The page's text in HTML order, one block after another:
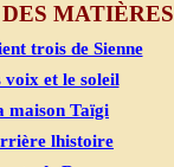
MATIÈRES
trois de Sienne
voix et le soleil
maison Taïgi
lhistoire